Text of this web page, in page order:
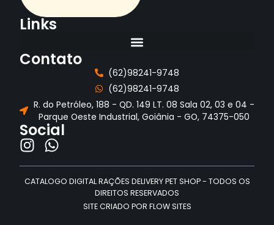
Links
Contato
(62)98241-9748
(62)98241-9748
R. do Petróleo, 188 - QD. 149 LT. 08 Sala 02, 03 e 04 -
Parque Oeste Industrial, Goiânia - GO, 74375-050
Social
CATALOGO DIGITAL RAÇÕES DELIVERY PET SHOP - TODOS OS
DIREITOS RESERVADOS
SITE CRIADO POR FLOW SITES